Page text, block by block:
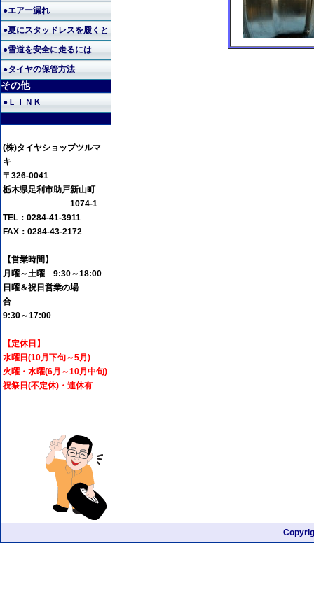
●エアー漏れ
●夏にスタッドレスを履くと
●雪道を安全に走るには
●タイヤの保管方法
その他
●ＬＩＮＫ
(株)タイヤショップツルマ
キ
〒326-0041
栃木県足利市助戸新山町
1074-1
TEL：0284-41-3911
FAX：0284-43-2172
【営業時間】
月曜～土曜 9:30～18:00
日曜＆祝日営業の場
合
9:30～17:00
【定休日】
水曜日(10月下旬～5月)
火曜・水曜(6月～10月中旬)
祝祭日(不定休)・連休有